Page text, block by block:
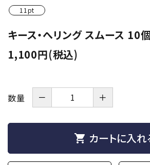
セルフプレジャー
コスメ
サプリメント・ドリンク
11pt
キース・へリング スムース 10
1,100円(税込)
数量 － ＋
shopping_cart カートに入れ